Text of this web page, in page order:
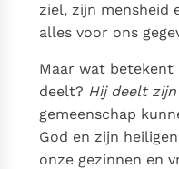
Berichten
Paus naar Pavia om
Het Vaticaan
van het Romeins
Vaticaanse financiële
Paus spreekt het
Paus Leo XIV in Pavia:
ziel, zijn mensheid
alles voor ons
Maar wat
deelt? Hij deelt
gemeenschap
God en zijn
onze gezinnen en